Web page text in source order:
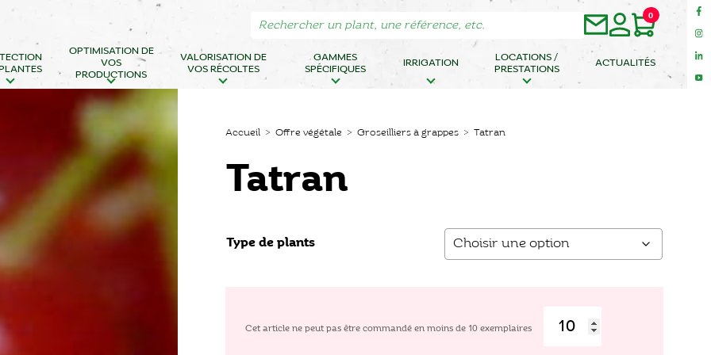
0
OPTIMISATION DE
VOS
PRODUCTIONS
VALORISATION DE
VOS RÉCOLTES
GAMMES
SPÉCIFIQUES
IRRIGATION
LOCATIONS /
PRESTATIONS
ACTUALITÉS
Accueil > Offre végétale > Groseilliers à grappes > Tatran
Tatran
Type de plants
Cet article ne peut pas être commandé en moins de 10 exemplaires